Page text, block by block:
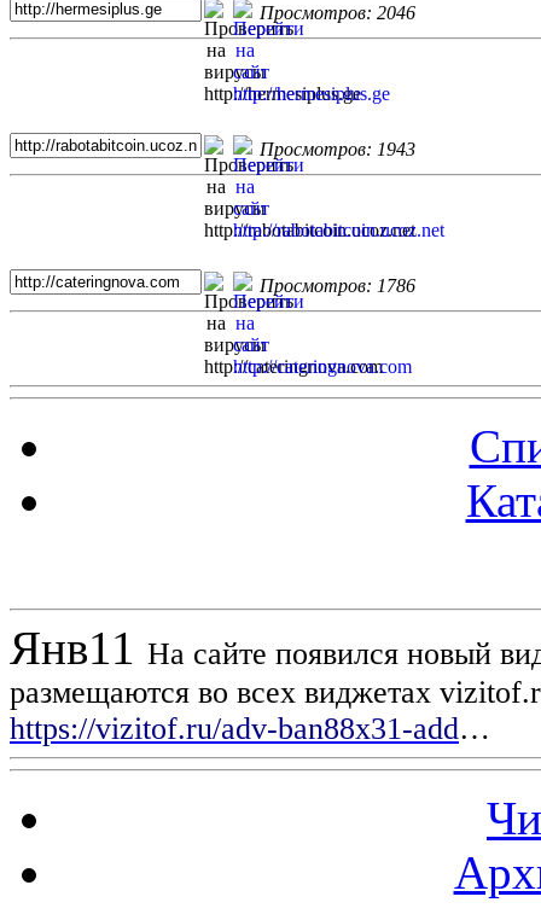
Просмотров: 2046
Просмотров: 1943
Просмотров: 1786
Янв11 На сайте появился новый
размещаются во всех виджетах
https://vizitof.ru/adv-ban88x31-add…